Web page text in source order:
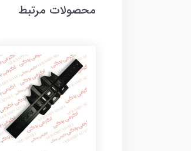
محصولات مرتبط